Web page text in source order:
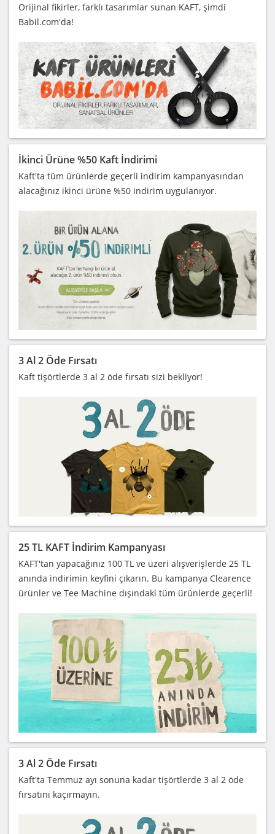
Orijinal fikirler, farklı tasarımlar sunan KAFT, şimdi
Babil.com'da!
İkinci Ürüne %50 Kaft İndirimi
Kaft'ta tüm ürünlerde geçerli indirim kampanyasından
alacağınız ikinci ürüne %50 indirim uygulanıyor.
3 Al 2 Öde Fırsatı
Kaft tişörtlerde 3 al 2 öde fırsatı sizi bekliyor!
25 TL KAFT İndirim Kampanyası
KAFT'tan yapacağınız 100 TL ve üzeri alışverişlerde 25 TL
anında indirimin keyfini çıkarın. Bu kampanya Clearence
ürünler ve Tee Machine dışındaki tüm ürünlerde geçerli!
3 Al 2 Öde Fırsatı
Kaft'ta Temmuz ayı sonuna kadar tişörtlerde 3 al 2 öde
fırsatını kaçırmayın.